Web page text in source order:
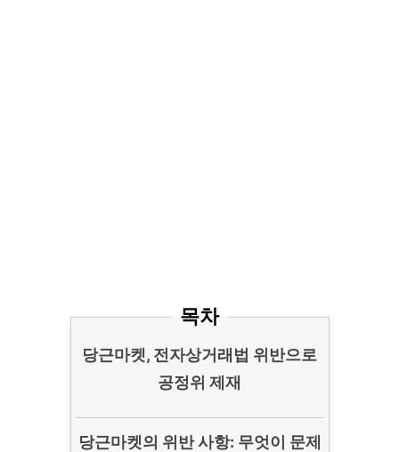
목차
당근마켓, 전자상거래법 위반으로
공정위 제재
당근마켓의 위반 사항: 무엇이 문제